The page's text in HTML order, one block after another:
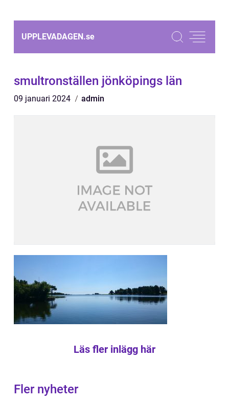
UPPLEVADAGEN.se
smultronställen jönköpings län
09 januari 2024 admin
Läs fler inlägg här
Fler nyheter